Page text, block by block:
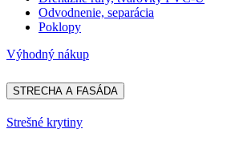
Odvodnenie, separácia
Poklopy
Výhodný nákup
STRECHA A FASÁDA
Strešné krytiny